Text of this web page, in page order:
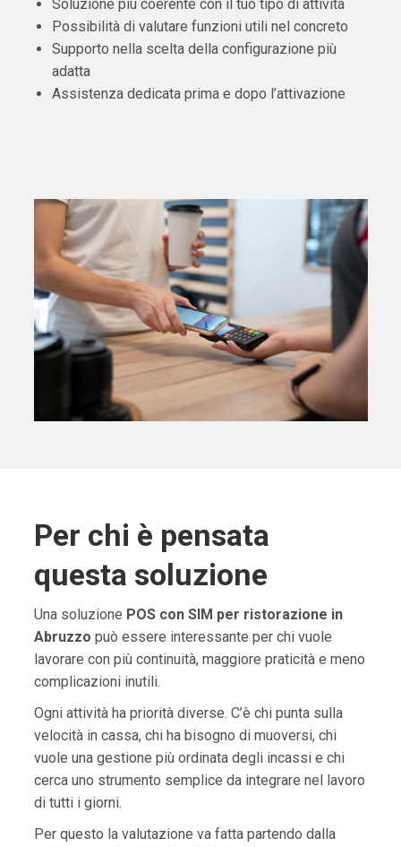
Soluzione più coerente con il tuo tipo di attività
Possibilità di valutare funzioni utili nel concreto
Supporto nella scelta della configurazione più
adatta
Assistenza dedicata prima e dopo l’attivazione
Per chi è pensata
questa soluzione
Una soluzione POS con SIM per ristorazione in
Abruzzo può essere interessante per chi vuole
lavorare con più continuità, maggiore praticità e meno
complicazioni inutili.
Ogni attività ha priorità diverse. C’è chi punta sulla
velocità in cassa, chi ha bisogno di muoversi, chi
vuole una gestione più ordinata degli incassi e chi
cerca uno strumento semplice da integrare nel lavoro
di tutti i giorni.
Per questo la valutazione va fatta partendo dalla